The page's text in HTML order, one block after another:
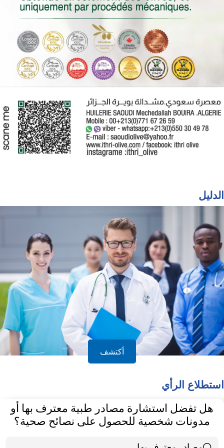
الدليل
أكتشف
استطلاع الرأي
هل تفضل استشارة مصادر طبية معترف بها أو
مدونات شخصية للحصول على نصائح صحية؟